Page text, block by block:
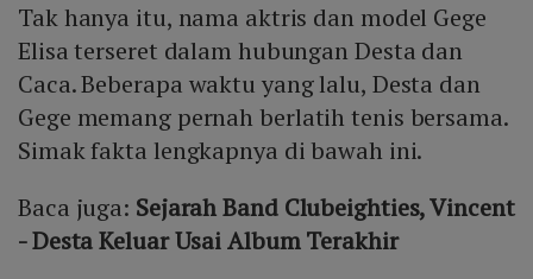
Tak hanya itu, nama aktris dan model Gege
Elisa terseret dalam hubungan Desta dan
Caca. Beberapa waktu yang lalu, Desta dan
Gege memang pernah berlatih tenis bersama.
Simak fakta lengkapnya di bawah ini.
Baca juga: Sejarah Band Clubeighties, Vincent
- Desta Keluar Usai Album Terakhir